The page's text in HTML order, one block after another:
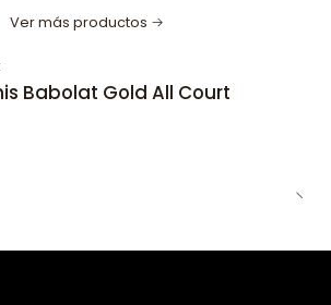
Ver más productos
Babolat Gold All Court